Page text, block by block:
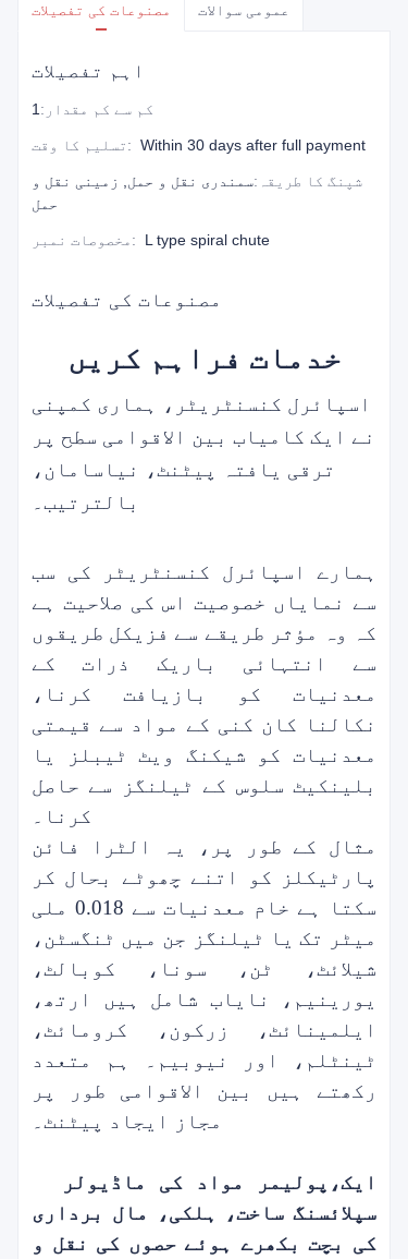
مصنوعات کی تفصیلات عمومی سوالات
اہم تفصیلات
کم سے کم مقدار :
1
تسلیم کا وقت: Within 30 days after full payment
شپنگ کا طریقہ :سمندری نقل و حمل, زمینی نقل و
حمل
مخصوصات نمبر: L type spiral chute
مصنوعات کی تفصیلات
خدمات فراہم کریں
اسپائرل کنسنٹریٹر، ہماری کمپنی
نے ایک کامیاب بین الاقوامی سطح پر
ترقی یافتہ پیٹنٹ، نیا سامان،
بالترتیب۔
ہمارے اسپائرل کنسنٹریٹر کی سب
سے نمایاں خصوصیت اس کی صلاحیت ہے
کہ وہ مؤثر طریقے سے فزیکل طریقوں
سے انتہائی باریک ذرات کے
معدنیات کو بازیافت کرنا،
نکالنا
کان کنی کے مواد سے قیمتی
معدنیات کو شیکنگ ویٹ ٹیبلز یا
بلینکیٹ سلوس کے ٹیلنگز سے حاصل
کرنا۔
مثال کے طور پر، یہ الٹرا فائن
پارٹیکلز کو اتنے چھوٹے بحال کر
سکتا ہے
خام معدنیات سے 0.018 ملی
میٹر تک یا ٹیلنگز جن میں ٹنگسٹن،
شیلائٹ، ٹن، سونا، کوبالٹ،
یورینیم، نایاب شامل ہیں
ارتھ،
ایلمینائٹ، زرکون، کرومائٹ،
ٹینٹلم، اور نیوبیم۔ ہم متعدد
رکھتے ہیں
بین الاقوامی طور پر
مجاز ایجاد پیٹنٹ۔
ایک، پولیمر مواد کی ماڈیولر
سپلائسنگ ساخت، ہلکی، مال برداری
کی بچت بکھرے ہوئے حصوں کی نقل و